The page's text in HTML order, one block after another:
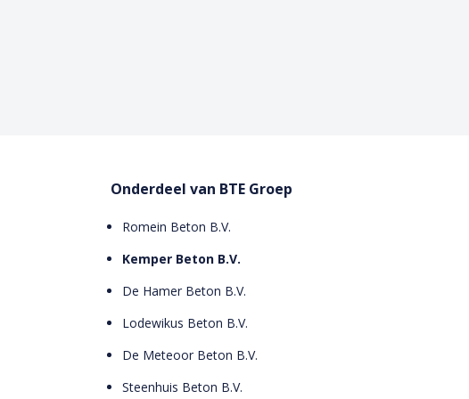
Onderdeel van BTE Groep
Romein Beton B.V.
Kemper Beton B.V.
De Hamer Beton B.V.
Lodewikus Beton B.V.
De Meteoor Beton B.V.
Steenhuis Beton B.V.